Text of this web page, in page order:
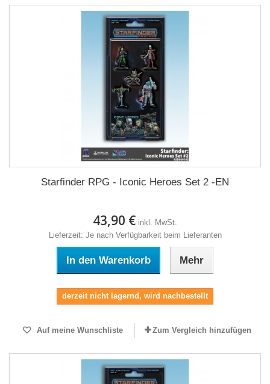
Starfinder RPG - Iconic Heroes Set 2 -EN
43,90 € inkl. MwSt.
Lieferzeit: Je nach Verfügbarkeit beim Lieferanten
In den Warenkorb Mehr
derzeit nicht lagernd, wird nachbestellt
Auf meine Wunschliste Zum Vergleich hinzufügen